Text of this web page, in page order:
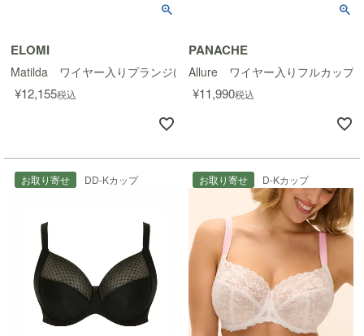
ELOMI
Matilda ワイヤー入りプランジ(Vネック)ブラ
¥12,155税込
PANACHE
Allure ワイヤー入りフルカップ
¥11,990税込
お取り寄せ DD-Kカップ お取り寄せ D-Kカップ